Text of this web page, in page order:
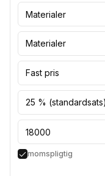
Materialer
Fast pris
25 % (standardsats)
momspligtig